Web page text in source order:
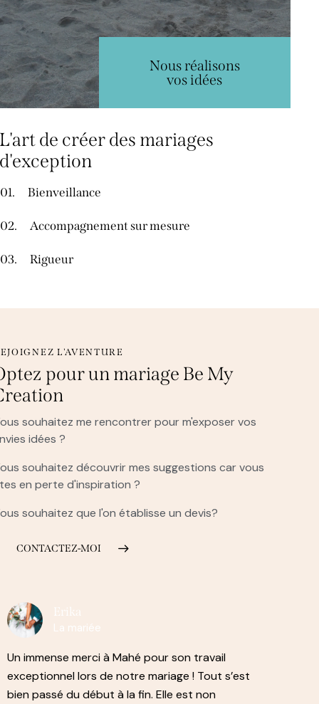
Nous réalisons
vos idées
L'art de créer des mariages
d'exception
01. Bienveillance
02. Accompagnement sur mesure
03. Rigueur
L'AVENTURE
pourun mariage Be My
souhaitez me rencontrer pour m'exposer vos
idées ?
souhaitez découvrir mes suggestions car vous
en perte d'inspiration ?
souhaitez que l'on établisse un devis?
CONTACTEZ-MOI
Erika
La mariée
Un immense merci à Mahé pour son travail
exceptionnel lors de notre mariage ! Tout s’est
bien passé du début à la fin. Elle est non